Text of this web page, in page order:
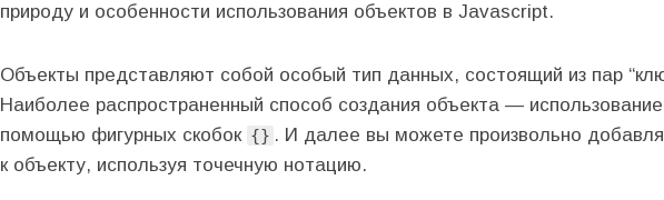
природу и особенности использования объектов в Javascript.
Объекты представляют собой особый тип данных, состоящий из пар
Наиболее распространенный способ создания объекта —
помощью фигурных скобок {} . И далее вы можете произвольно
к объекту, используя точечную нотацию.